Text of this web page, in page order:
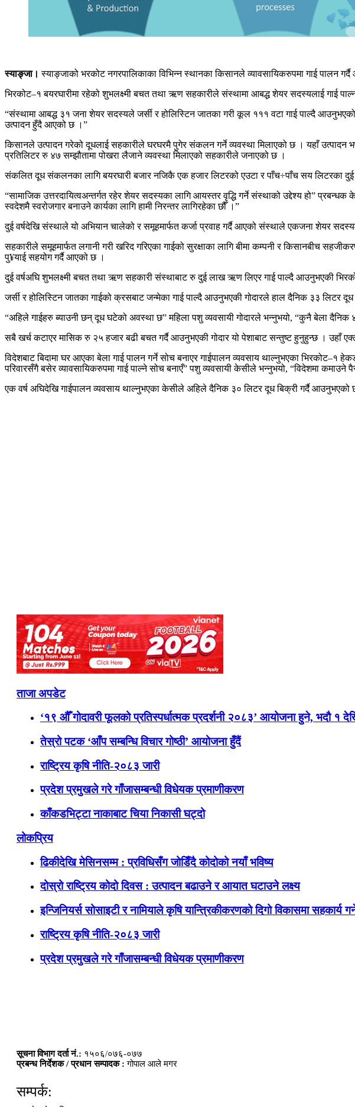
स्याङ्जा। स्याङ्जाको भरकोट नगरपालिकाका विभिन्न स्थानका किसानले व्यावसायिकरुपमा गाई पालन
भिरकोट–१ बयरघारीमा रहेको शुभलक्ष्मी बचत तथा ऋण सहकारीले संस्थामा आबद्ध शेयर सदस्यलाई गाई
“संस्थामा आबद्ध ३१ जना शेयर सदस्यले जर्सी र होलिस्टिन जातका गरी कूल १११ वटा गाई पाल्दै
उत्पादन हुँदै आएको छ ।”
किसानले उत्पादन गरेको दूधलाई सहकारीले घरघरमै पुगेर संकलन गर्ने व्यवस्था मिलाएको छ । यहाँ
प्रतिलिटर रु ४७ सम्झौतामा पोखरा लैजाने व्यवस्था मिलाएको सहकारीले जनाएको छ ।
संकलित दूध संकलनका लागि बयरघारी बजार नजिकै एक हजार लिटरको एउटा र पाँच÷पाँच सय लिटरका दुई
“सामाजिक उत्तरदायित्वअन्तर्गत रहेर शेयर सदस्यका लागि आयस्तर वृद्धि गर्ने संस्थाको उद्देश्य हो”
स्वदेशमै स्वरोजगार बनाउने कार्यका लागि हामी निरन्तर लागिरहेका छौँ ।”
दुई वर्षदेखि संस्थाले यो अभियान चालेको र समूहमार्फत कर्जा प्रवाह गर्दै आएको संस्थाले एकजना शेयर
सहकारीले समूहमार्फत लगानी गरी खरिद गरिएका गाईको सुरक्षाका लागि बीमा कम्पनी र किसानबीच
पु¥याई सहयोग गर्दै आएको छ ।
दुई वर्षअघि शुभलक्ष्मी बचत तथा ऋण सहकारी संस्थाबाट रु दुई लाख ऋण लिएर गाई पाल्दै आउनुभएकी
जर्सी र होलिस्टिन जातका गाईको क्रसबाट जन्मेका गाई पाल्दै आउनुभएकी गोदारले हाल दैनिक ३३ लिटर
“अहिले गाईहरु ब्याउनी छन् दूध घटेको अवस्था छ” महिला पशु व्यवसायी गोदारले भन्नुभयो, “कुनै बेला दैनिक
सबै खर्च कटाएर मासिक रु २५ हजार बढी बचत गर्दै आउनुभएकी गोदार यो पेशाबाट सन्तुष्ट हुनुहुन्छ । उहाँ
विदेशबाट बिदामा घर आएका बेला गाई पालन गर्ने सोच बनाएर गाईपालन व्यवसाय थाल्नुभएका भिरकोट–१
परिवारसँगै बसेर व्यावसायिकरुपमा गाई पाल्ने सोच बनाएँ” पशु व्यवसायी केसीले भन्नुभयो, “विदेशमा
एक वर्ष अघिदेखि गाईपालन व्यवसाय थाल्नुभएका केसीले अहिले दैनिक ३० लिटर दूध बिक्री गर्दै आउनुभएको
ताजा अपडेट
‘१९ औँ गोदावरी फूलको प्रतिस्पर्धात्मक प्रदर्शनी २०८३’ आयोजना हुने, भदौ १
तेस्रो पटक ‘आँप सम्बन्धि विचार गोष्ठी’ आयोजना हुँदैं
राष्ट्रिय कृषि नीति-२०८३ जारी
प्रदेश प्रमुखले गरे गाँजासम्बन्धी विधेयक प्रमाणीकरण
काँकडभिट्टा नाकाबाट चिया निकासी घट्दो
लोकप्रिय
ढिकीदेखि मेसिनसम्म : प्रविधिसँग जोडिँदै कोदोको नयाँ भविष्य
दोस्रो राष्ट्रिय कोदो दिवस : उत्पादन बढाउने र आयात घटाउने लक्ष्य
इन्जिनियर्स सोसाइटी र नामियाले कृषि यान्त्रिकीकरणको दिगो विकासमा सहकार्य
राष्ट्रिय कृषि नीति-२०८३ जारी
प्रदेश प्रमुखले गरे गाँजासम्बन्धी विधेयक प्रमाणीकरण
सूचना विभाग दर्ता नं.: १५०६/०७६-०७७
प्रबन्ध निर्देशक / प्रधान सम्पादक : गोपाल आले मगर
सम्पर्क: